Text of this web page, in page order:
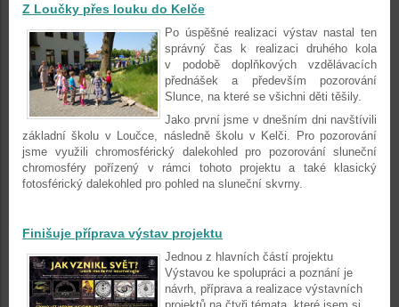
Z Loučky přes louku do Kelče
Po úspěšné realizaci výstav nastal ten
správný čas k realizaci druhého kola
v podobě doplňkových vzdělávacích
přednášek a především pozorování
Slunce, na které se všichni děti těšily.
Jako první jsme v dnešním dni navštívili
základní školu v Loučce, následně školu v Kelči. Pro pozorování
jsme využili chromosférický dalekohled pro pozorování sluneční
chromosféry pořízený v rámci tohoto projektu a také klasický
fotosférický dalekohled pro pohled na sluneční skvrny.
Finišuje příprava výstav projektu
Jednou z hlavních částí projektu
Výstavou ke spolupráci a poznání je
návrh, příprava a realizace výstavních